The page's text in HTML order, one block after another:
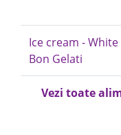
Ice cream -
Bon Gelati
Vezi toate